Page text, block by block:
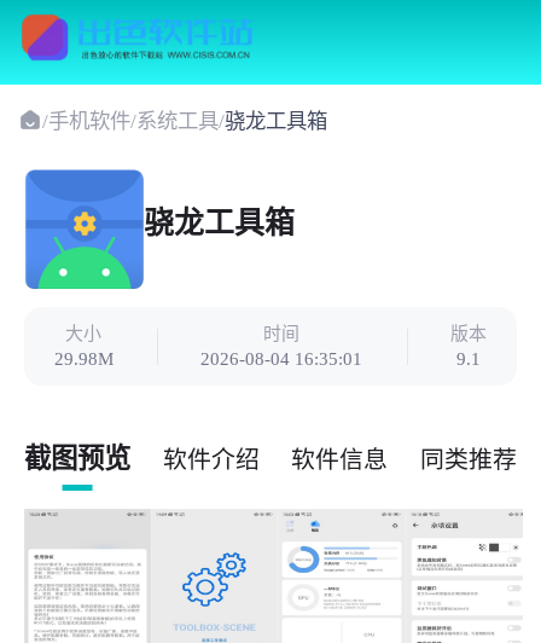
/手机软件/系统工具/骁龙工具箱
骁龙工具箱
大小
29.98M
时间
2026-08-04 16:35:01
版本
9.1
截图预览 软件介绍 软件信息 同类推荐